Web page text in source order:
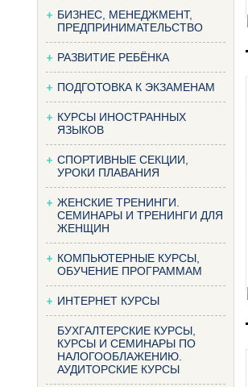
БИЗНЕС, МЕНЕДЖМЕНТ,
ПРЕДПРИНИМАТЕЛЬСТВО
РАЗВИТИЕ РЕБЁНКА
ПОДГОТОВКА К ЭКЗАМЕНАМ
КУРСЫ ИНОСТРАННЫХ
ЯЗЫКОВ
СПОРТИВНЫЕ СЕКЦИИ,
УРОКИ ПЛАВАНИЯ
ЖЕНСКИЕ ТРЕНИНГИ.
СЕМИНАРЫ И ТРЕНИНГИ ДЛЯ
ЖЕНЩИН
КОМПЬЮТЕРНЫЕ КУРСЫ,
ОБУЧЕНИЕ ПРОГРАММАМ
ИНТЕРНЕТ КУРСЫ
БУХГАЛТЕРСКИЕ КУРСЫ,
КУРСЫ И СЕМИНАРЫ ПО
НАЛОГООБЛАЖЕНИЮ.
АУДИТОРСКИЕ КУРСЫ